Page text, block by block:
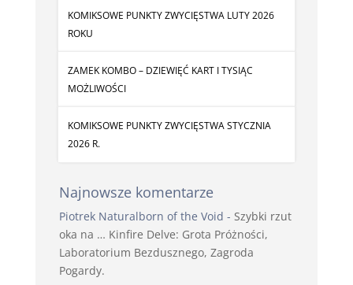
KOMIKSOWE PUNKTY ZWYCIĘSTWA LUTY 2026
ROKU
ZAMEK KOMBO – DZIEWIĘĆ KART I TYSIĄC
MOŻLIWOŚCI
KOMIKSOWE PUNKTY ZWYCIĘSTWA STYCZNIA
2026 R.
Najnowsze komentarze
Piotrek Naturalborn of the Void - Szybki rzut
oka na … Kinfire Delve: Grota Próżności,
Laboratorium Bezdusznego, Zagroda
Pogardy.